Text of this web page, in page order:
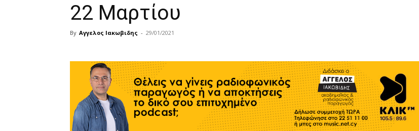
22 Μαρτίου
By Αγγελος Ιακωβιδης - 29/01/2021